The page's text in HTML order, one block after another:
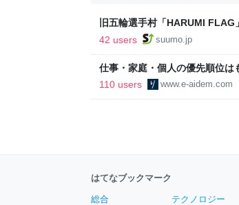
旧五輪選手村「HARUMI
ルで挑む、盆踊り2万人集客や
42 users suumo.jp
仕事・家庭・個人の優先順位
後の自分に伝えたいこと - りっ
110 users www.e-aidem.com
はてなブックマーク
総合 テクノロジー